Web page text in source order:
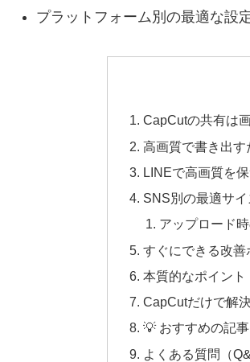
プラットフォーム別の最適な設
CapCutの共有は
高画質で書き出す
LINEで高画質を
SNS別の最適サ
アップロード
すぐにできる改善
本質的なポイント
CapCutだけで解
💡 おすすめの記事
よくある質問（